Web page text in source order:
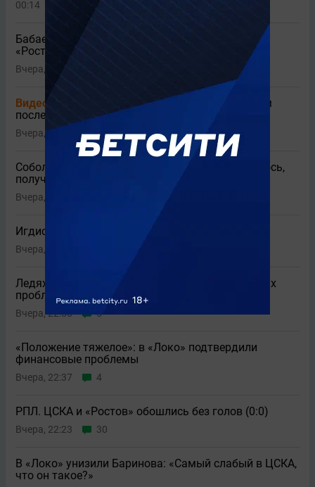
00:14
Бабаев высказался о нулевой ничьей ЦСКА с
«Ростовом»
Вчера, 23:50
Видео
«Локомотив» обратился к болельщикам
после неудачного старта сезона
Вчера, 23:36
Соболев озвучил личную цель на сезон: «Надеюсь,
получится»
Вчера, 23:21
Игдисамов оценил ничью ЦСКА с «Ростовом»
Вчера, 23:09
Ледяхов высказался о возможных политических
проблемах в «Спартаке» из-за Даку
Вчера, 22:56 5
«Положение тяжелое»: в «Локо» подтвердили
финансовые проблемы
Вчера, 22:37 4
РПЛ. ЦСКА и «Ростов» обошлись без голов (0:0)
Вчера, 22:23 30
В «Локо» унизили Баринова: «Самый слабый в ЦСКА,
что он такое?»